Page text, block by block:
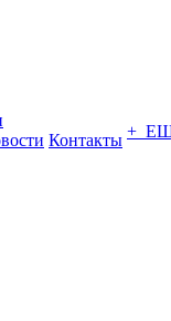
Контакты +